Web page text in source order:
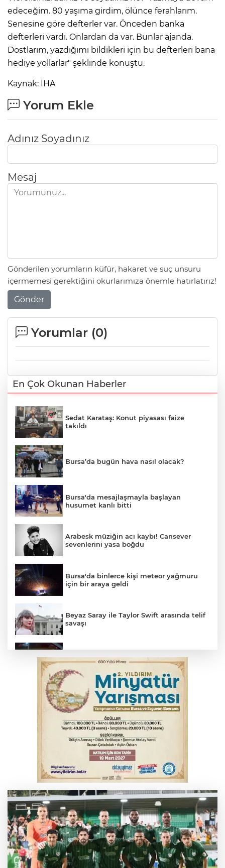
edeceğim. 80 yaşıma girdim, ölünce ferahlarım.
Senesine göre defterler var. Önceden banka
defterleri vardı. Onlardan da var. Bunlar ajanda.
Dostlarım, yazdığımı bildikleri için bu defterleri bana
hediye yollarlar" şeklinde konuştu.
Kaynak: İHA
Yorum Ekle
Adınız Soyadınız
Mesaj
Gönderilen yorumların küfür, hakaret ve suç unsuru
içermemesi gerektiğini okurlarımıza önemle hatırlatırız!
Gönder
Yorumlar (0)
En Çok Okunan Haberler
Sedat Karataş: Konut piyasası faize
takıldı
Bursa’da bugün hava nasıl olacak?
Bursa'da mesajlaşmayla başlayan
husumet kanlı bitti
Arabesk müziğin acı kaybı! Cansever
sevenlerini yasa boğdu
Bursa'da binlerce kişi meteor yağmuru
için bir araya geldi
Beyaz Saray ile Taylor Swift arasında telif
savaşı
Bursa’da drift atan sürücüye ceza yağdı
Bursa'da korkutan kazada 4 yaralı
Feci kaza yaşlı çifti hayattan kopardı
Yükseköğretim Kanununda değişiklik
Resmi Gazete'de